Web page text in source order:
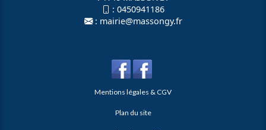
: 0450941186
: mairie@massongy.fr
Mentions légales & CGV
Plan du site